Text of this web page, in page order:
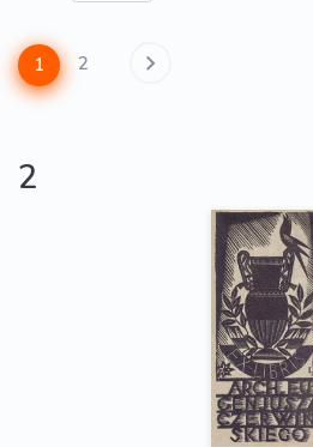
1 2
2